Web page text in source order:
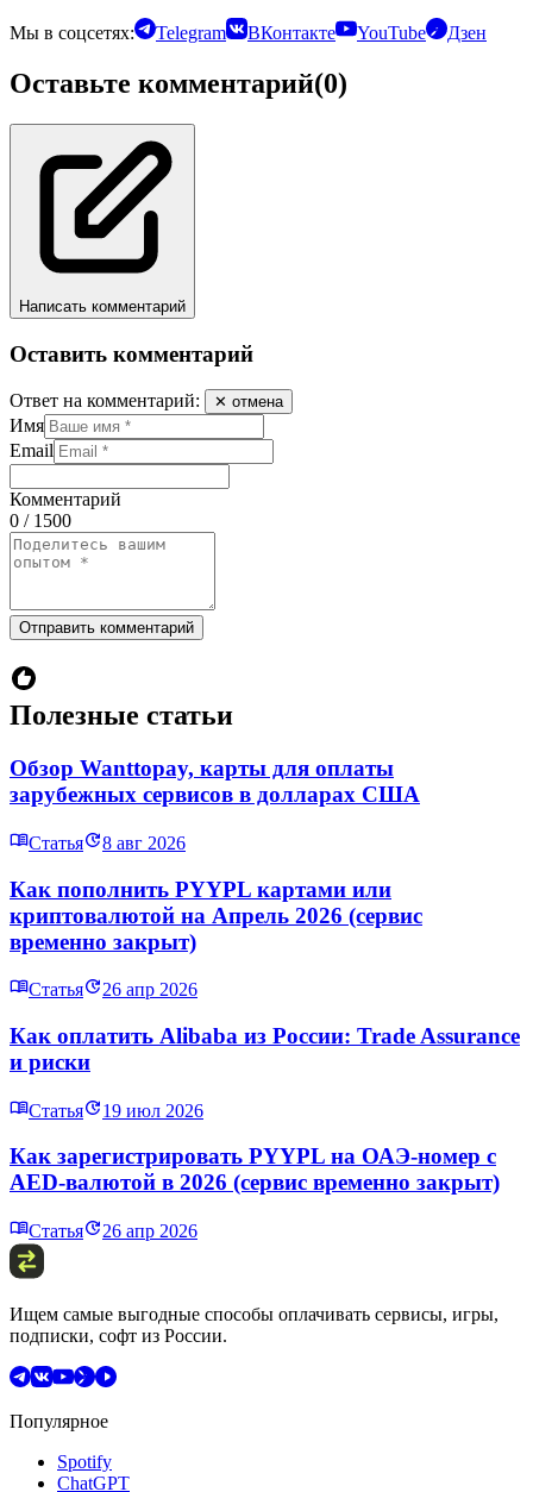
Мы в соцсетях: Telegram ВКонтакте YouTube Дзен
Оставьте комментарий(0)
Написать комментарий
Оставить комментарий
Ответ на комментарий: ✕ отмена
Имя
Email
Комментарий
0 / 1500
Отправить комментарий
Полезные статьи
Обзор Wanttopay, карты для оплаты
зарубежных сервисов в долларах США
Статья 8 авг 2026
Как пополнить PYYPL картами или
криптовалютой на Апрель 2026 (сервис
временно закрыт)
Статья 26 апр 2026
Как оплатить Alibaba из России: Trade Assurance
и риски
Статья 19 июл 2026
Как зарегистрировать PYYPL на ОАЭ-номер с
AED-валютой в 2026 (сервис временно закрыт)
Статья 26 апр 2026
Ищем самые выгодные способы оплачивать сервисы, игры,
подписки, софт из России.
Популярное
Spotify
ChatGPT